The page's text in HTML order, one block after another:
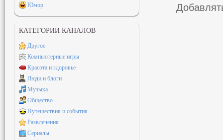
Юмор
КАТЕГОРИИ КАНАЛОВ
Другое
Компьютерные игры
Красота и здоровье
Люди и блоги
Музыка
Общество
Путешествия и события
Развлечения
Сериалы